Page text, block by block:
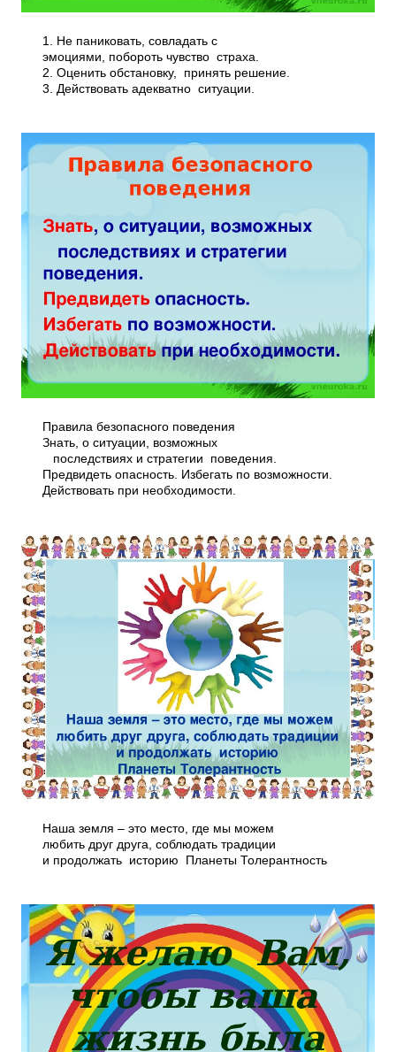
1. Не паниковать, совладать с
эмоциями, побороть чувство страха.
2. Оценить обстановку, принять решение.
3. Действовать адекватно ситуации.
Правила безопасного поведения
Знать, о ситуации, возможных
последствиях и стратегии поведения.
Предвидеть опасность. Избегать по возможности.
Действовать при необходимости.
Наша земля – это место, где мы можем
любить друг друга, соблюдать традиции
и продолжать историю Планеты Толерантность